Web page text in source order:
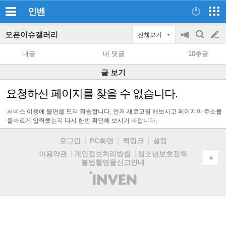
인벤
오픈이슈갤러리 전체보기
공
지
on/off
검
색
글
쓰
기
내글 내 댓글 10추글
글 보기
요청하신 페이지를 찾을 수 없습니다.
서비스 이용에 불편을 드려 죄송합니다. 먼저 새로고침 해보시고 페이지의 주소를
올바르게 입력했는지 다시 한번 확인해 보시기 바랍니다.
로그인 PC화면 퀵링크
설정
이용약관
개인정보처리방침
청소년보호정책
불법촬영물신고안내
(주)
인
▲